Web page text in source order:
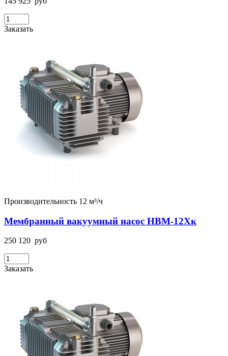
Заказать
Производительность 12 м³/ч
Мембранный вакуумный насос НВМ-12Хк
250 120 руб
Заказать